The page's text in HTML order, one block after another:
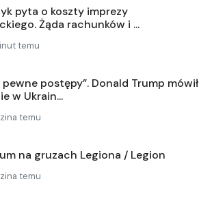
pyta o koszty imprezy
Żąda rachunków i ...
temu
pewne postępy”. Donald Trump mówił
w Ukrain...
temu
na gruzach Legiona / Legion
temu